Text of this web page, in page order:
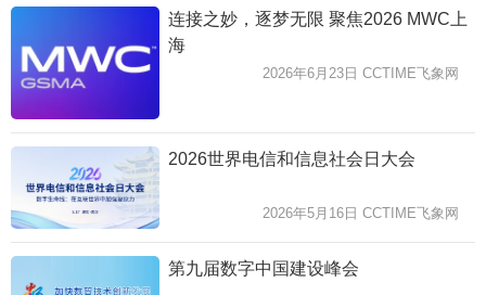
连接之妙，逐梦无限 聚焦2026 MWC上
海
2026年6月23日 CCTIME飞象网
2026世界电信和信息社会日大会
2026年5月16日 CCTIME飞象网
第九届数字中国建设峰会